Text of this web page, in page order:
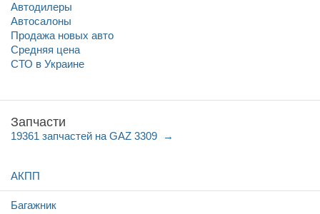
Автодилеры
Автосалоны
Продажа новых авто
Средняя цена
СТО в Украине
Запчасти
19361 запчастей на GAZ 3309
АКПП
Багажник